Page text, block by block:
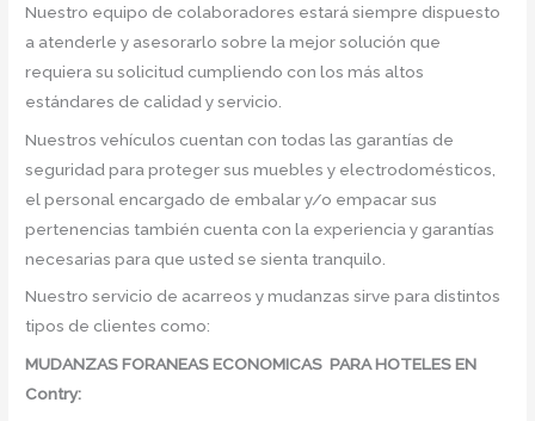
Nuestro equipo de colaboradores estará siempre dispuesto
a atenderle y asesorarlo sobre la mejor solución que
requiera su solicitud cumpliendo con los más altos
estándares de calidad y servicio.
Nuestros vehículos cuentan con todas las garantías de
seguridad para proteger sus muebles y electrodomésticos,
el personal encargado de embalar y/o empacar sus
pertenencias también cuenta con la experiencia y garantías
necesarias para que usted se sienta tranquilo.
Nuestro servicio de acarreos y mudanzas sirve para distintos
tipos de clientes como:
MUDANZAS FORANEAS ECONOMICAS PARA HOTELES EN
Contry: